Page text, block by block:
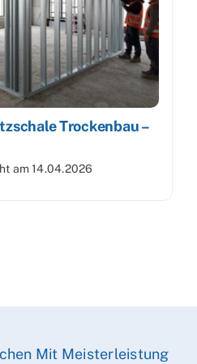
Trockenbau –
am14.04.2026
Mit Meisterleistung